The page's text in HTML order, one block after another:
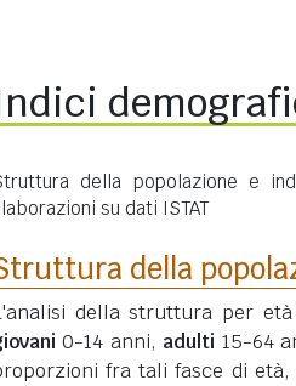
della popolazione e
su dati ISTAT
della
della struttura per
0-14 anni, adulti 15-64
fra tali fasce di